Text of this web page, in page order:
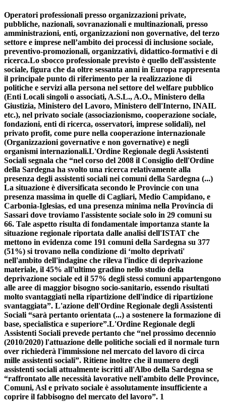
Operatori professionali presso organizzazioni private,
pubbliche, nazionali, sovranazionali e multinazionali, presso
amministrazioni, enti, organizzazioni non governative, del terzo
settore e imprese nell’ambito dei processi di inclusione sociale,
preventivo-promozionali, organizzativi, didattico-formativi e di
ricerca.Lo sbocco professionale previsto è quello dell'assistente
sociale, figura che da oltre sessanta anni in Europa rappresenta
il principale punto di riferimento per la realizzazione di
politiche e servizi alla persona nel settore del welfare pubblico
(Enti Locali singoli o associati, A.S.L., A.O., Ministero della
Giustizia, Ministero del Lavoro, Ministero dell'Interno, INAIL
etc.), nel privato sociale (associazionismo, cooperazione sociale,
fondazioni, enti di ricerca, osservatori, imprese solidali), nel
privato profit, come pure nella cooperazione internazionale
(Organizzazioni governative e non governative) e negli
organismi internazionali.L'Ordine Regionale degli Assistenti
Sociali segnala che “nel corso del 2008 il Consiglio dell'Ordine
della Sardegna ha svolto una ricerca relativamente alla
presenza degli assistenti sociali nei comuni della Sardegna (...)
La situazione è diversificata secondo le Provincie con una
presenza massima in quelle di Cagliari, Medio Campidano, e
Carbonia-Iglesias, ed una presenza minima nella Provincia di
Sassari dove troviamo l'assistente sociale solo in 29 comuni su
66. Tale aspetto risulta di fondamentale importanza stante la
situazione regionale riportata dalle analisi dell'ISTAT che
mettono in evidenza come 191 comuni della Sardegna su 377
(51%) si trovano nella condizione di ‘molto deprivati'
nell'ambito dell'indagine che rileva l'indice di deprivazione
materiale, il 45% all'ultimo gradino nello studio della
deprivazione sociale ed il 57% degli stessi comuni appartengono
alle aree di maggior bisogno socio-sanitario, essendo risultati
molto svantaggiati nella ripartizione dell'indice di ripartizione
svantaggiata”. L'azione dell'Ordine Regionale degli Assistenti
Sociali “sarà pertanto orientata (...) a sostenere la formazione di
base, specialistica e superiore”.L'Ordine Regionale degli
Assistenti Sociali prevede pertanto che “nel prossimo decennio
(2010/2020) l'attuazione delle politiche sociali ed il normale turn
over richiederà l'immissione nel mercato del lavoro di circa
mille assistenti sociali”. Ritiene inoltre che il numero degli
assistenti sociali attualmente iscritti all'Albo della Sardegna se
“raffrontato alle necessità lavorative nell'ambito delle Province,
Comuni, Asl e privato sociale è assolutamente insufficiente a
coprire il fabbisogno del mercato del lavoro”. 1